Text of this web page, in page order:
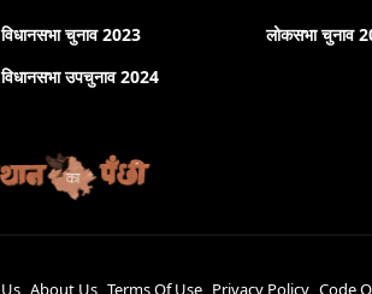
चुनाव 2023
लोकसभा चुनाव
उपचुनाव 2024
About Us Terms Of Use Privacy Policy Code